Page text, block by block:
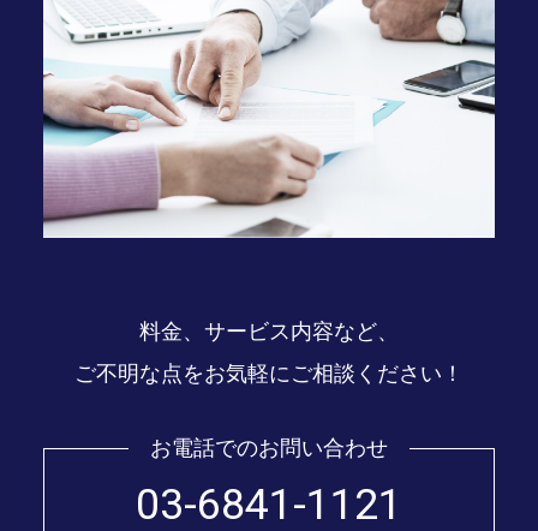
料金、サービス内容など、
ご不明な点をお気軽にご相談ください！
お電話でのお問い合わせ
03-6841-1121